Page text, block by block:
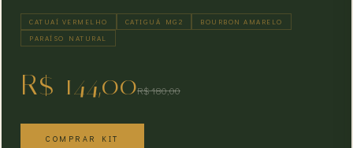
CATUAÍ VERMELHO CATIGUÁ MG2
BOURBON AMARELO
PARAÍSO NATURAL
R$ 144,00R$ 180,00
COMPRAR KIT